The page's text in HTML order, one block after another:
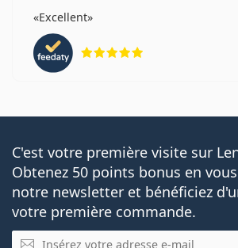
Excellent
C'est votre première visite sur
Obtenez 50 points bonus en
notre newsletter et bénéficiez
votre première commande.
E-mail